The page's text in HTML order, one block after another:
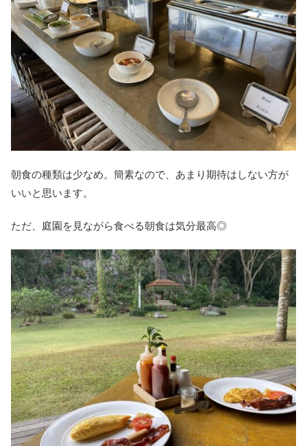
朝食の種類は少なめ。簡素なので、あまり期待はしない方が
いいと思います。
ただ、庭園を見ながら食べる朝食は気分最高◎